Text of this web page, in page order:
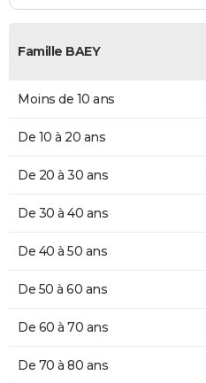
Famille BAEY
Moins de 10 ans
De 10 à 20 ans
De 20 à 30 ans
De 30 à 40 ans
De 40 à 50 ans
De 50 à 60 ans
De 60 à 70 ans
De 70 à 80 ans